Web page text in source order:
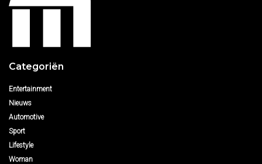
Categoriën
Entertainment
Nieuws
Automotive
Sport
Lifestyle
Woman